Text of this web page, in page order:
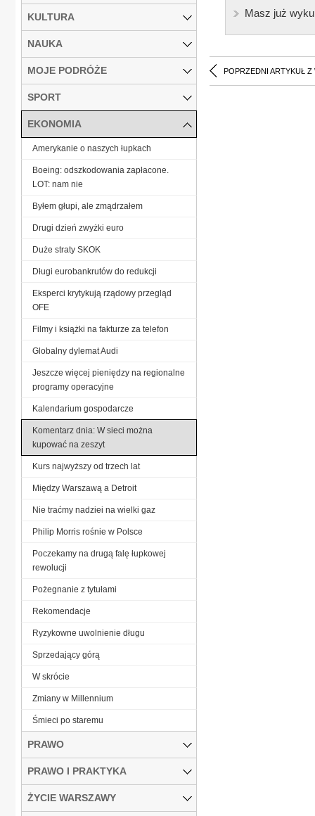
Masz już
POPRZEDNI ARTYKUŁ Z
KULTURA
NAUKA
MOJE PODRÓŻE
SPORT
EKONOMIA
Amerykanie o naszych łupkach
Boeing: odszkodowania zapłacone.
LOT: nam nie
Byłem głupi, ale zmądrzałem
Drugi dzień zwyżki euro
Duże straty SKOK
Długi eurobankrutów do redukcji
Eksperci krytykują rządowy przegląd
OFE
Filmy i książki na fakturze za telefon
Globalny dylemat Audi
Jeszcze więcej pieniędzy na regionalne
programy operacyjne
Kalendarium gospodarcze
Komentarz dnia: W sieci można
kupować na zeszyt
Kurs najwyższy od trzech lat
Między Warszawą a Detroit
Nie traćmy nadziei na wielki gaz
Philip Morris rośnie w Polsce
Poczekamy na drugą falę łupkowej
rewolucji
Pożegnanie z tytułami
Rekomendacje
Ryzykowne uwolnienie długu
Sprzedający górą
W skrócie
Zmiany w Millennium
Śmieci po staremu
PRAWO
PRAWO I PRAKTYKA
ŻYCIE WARSZAWY